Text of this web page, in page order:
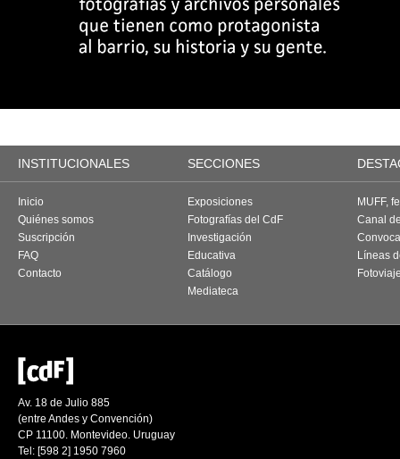
INSTITUCIONALES SECCIONES
Inicio
Quiénes somos
Suscripción
FAQ
Contacto
Exposiciones
Fotografías del CdF
Investigación
Educativa
Catálogo
Mediateca
MUFF,
Canal
Líneas
Av. 18 de Julio 885
(entre Andes y Convención)
CP 11100. Montevideo. Uruguay
Tel: [598 2] 1950 7960